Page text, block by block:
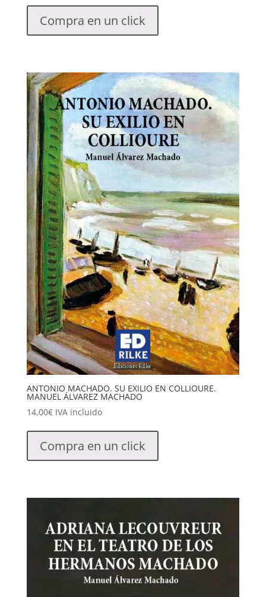
Compra en un click
ANTONIO MACHADO. SU EXILIO EN COLLIOURE.
MANUEL ÁLVAREZ MACHADO
14,00€ IVA incluido
Compra en un click